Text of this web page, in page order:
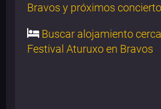
Bravos y próximos
Buscar alojamiento
Festival Aturuxo en Bravos